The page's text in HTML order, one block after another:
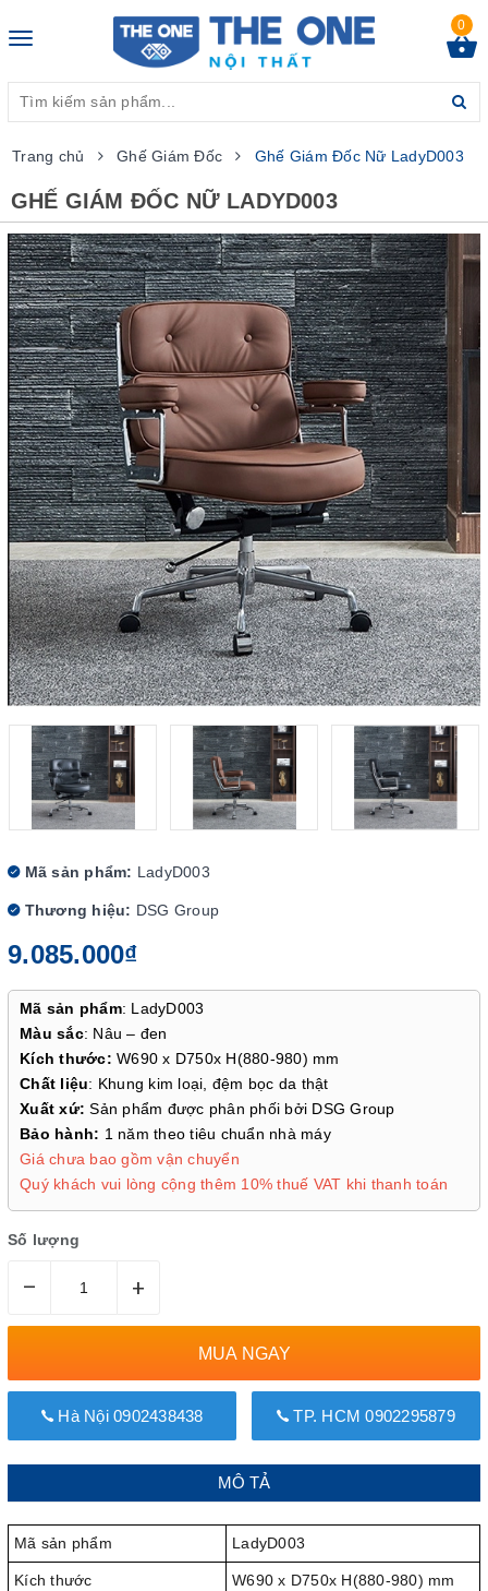
Toggle
0
Trang chủ Ghế Giám Đốc Ghế Giám Đốc Nữ LadyD003
GHẾ GIÁM ĐỐC NỮ LADYD003
Mã sản phẩm: LadyD003
Thương hiệu: DSG Group
9.085.000₫
Mã sản phẩm: LadyD003
Màu sắc: Nâu – đen
Kích thước: W690 x D750x H(880-980) mm
Chất liệu: Khung kim loại, đệm bọc da thật
Xuất xứ: Sản phẩm được phân phối bởi DSG Group
Bảo hành: 1 năm theo tiêu chuẩn nhà máy
Giá chưa bao gồm vận chuyển
Quý khách vui lòng cộng thêm 10% thuế VAT khi thanh toán
Số lượng
– +
MUA NGAY
Hà Nội 0902438438 TP. HCM 0902295879
MÔ TẢ
Mã sản phẩm LadyD003
Kích thước W690 x D750x H(880-980) mm